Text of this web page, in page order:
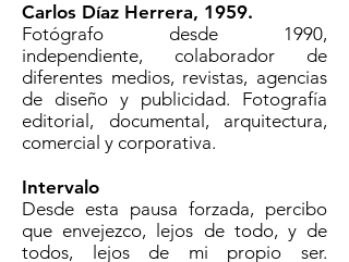
Carlos Díaz Herrera, 1959.
Fotógrafo desde 1990,
independiente, colaborador de
diferentes medios, revistas, agencias
de diseño y publicidad. Fotografía
editorial, documental, arquitectura,
comercial y corporativa.
Intervalo
Desde esta pausa forzada, percibo
que envejezco, lejos de todo, y de
todos, lejos de mi propio ser.